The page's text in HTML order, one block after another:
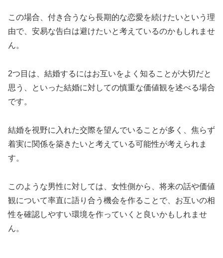
この場合、付き合うなら長期的な恋愛を続けたいという理
由で、安易な告白は避けたいと考えているのかもしれませ
ん。
2つ目は、結婚するにはお互いをよく知ることが大切だと
思う、といった結婚に対しての慎重な価値観を述べる場合
です。
結婚を視野に入れた交際を望んでいることが多く、焦らず
着実に関係を築きたいと考えている可能性が考えられま
す。
このような男性に対しては、女性側から、将来の話や価値
観について率直に語り合う機会を作ることで、お互いの相
性を確認しやすい環境を作っていくと良いかもしれませ
ん。